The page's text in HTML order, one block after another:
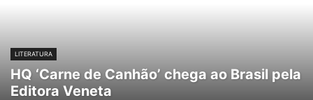
LITERATURA
HQ ‘Carne de Canhão’ chega ao Brasil pela
Editora Veneta